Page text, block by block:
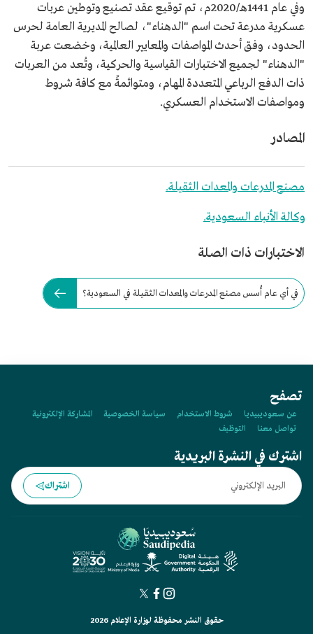
وفي عام 1441هـ/2020م، تم توقيع عقد تصنيع وتوطين عربات
عسكرية مدرعة تحت اسم "الدهناء"، لصالح المديرية العامة لحرس
الحدود، وفق أحدث المواصفات والمعايير العالمية، وخضعت عربة
"الدهناء" لجميع الاختبارات القياسية والحركية، وتُعد من العربات
ذات الدفع الرباعي المتعددة المهام، ومتوائمةً مع كافة شروط
ومواصفات الاستخدام العسكري.
المصادر
مصنع المدرعات والمعدات الثقيلة.
وكالة الأنباء السعودية.
الاختبارات ذات الصلة
في أي عام أُسس مصنع المدرعات والمعدات الثقيلة في السعودية؟
تصفح
عن سعوديبيديا شروط الاستخدام سياسة الخصوصية
المشاركة الإلكترونية
تواصل معنا
التوظيف
اشترك في النشرة البريدية
اشتراك
حقوق النشر محفوظة لوزارة الإعلام 2026